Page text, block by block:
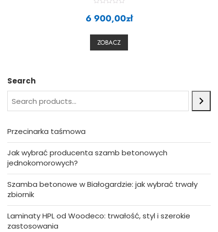
a
t
u
6 900,00zł
ZOBACZ
Search
Przecinarka taśmowa
Jak wybrać producenta szamb betonowych
jednokomorowych?
Szamba betonowe w Białogardzie: jak wybrać trwały
zbiornik
Laminaty HPL od Woodeco: trwałość, styl i szerokie
zastosowania